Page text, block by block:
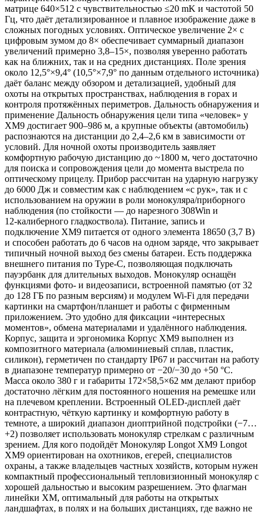
матрице 640×512 с чувствительностью ≤20 mK и частотой 50
Гц, что даёт детализированное и плавное изображение даже в
сложных погодных условиях. Оптическое увеличение 2× с
цифровым зумом до 8× обеспечивает суммарный диапазон
увеличений примерно 3,8–15×, позволяя уверенно работать
как на ближних, так и на средних дистанциях. Поле зрения
около 12,5°×9,4° (10,5°×7,9° по данным отдельного источника)
даёт баланс между обзором и детализацией, удобный для
охоты на открытых пространствах, наблюдения в горах и
контроля протяжённых периметров. Дальность обнаружения и
применение Дальность обнаружения цели типа «человек» у
XM9 достигает 900–986 м, а крупные объекты (автомобиль)
распознаются на дистанции до 2,4–2,6 км в зависимости от
условий. Для ночной охоты производитель заявляет
комфортную рабочую дистанцию до ~1800 м, чего достаточно
для поиска и сопровождения цели до момента выстрела по
оптическому прицелу. Прибор рассчитан на ударную нагрузку
до 6000 Дж и совместим как с наблюдением «с рук», так и с
использованием на оружии в роли монокуляра/приборного
наблюдения (по стойкости — до нарезного 308Win и
12‑калиберного гладкоствола). Питание, запись и
подключение XM9 питается от одного элемента 18650 (3,7 В)
и способен работать до 6 часов на одном заряде, что закрывает
типичный ночной выход без смены батареи. Есть поддержка
внешнего питания по Type‑C, позволяющая подключать
пауэрбанк для длительных выходов. Монокуляр оснащён
функциями фото- и видеозаписи, встроенной памятью (от 32
до 128 ГБ по разным версиям) и модулем Wi‑Fi для передачи
картинки на смартфон/планшет и работы с фирменным
приложением. Это удобно для фиксации «интересных
моментов», обмена материалами и удалённого наблюдения.
Корпус, защита и эргономика Корпус XM9 выполнен из
композитного материала (алюминиевый сплав, пластик,
силикон), герметичен по стандарту IP67 и рассчитан на работу
в диапазоне температур примерно от −20/−30 до +50 °C.
Масса около 380 г и габариты 172×58,5×62 мм делают прибор
достаточно лёгким для постоянного ношения на ремешке или
на плечевом креплении. Встроенный OLED‑дисплей даёт
контрастную, чёткую картинку и комфортную работу в
темноте, а широкий диапазон диоптрийной подстройки (−7…
+2) позволяет использовать монокуляр стрелкам с различным
зрением. Для кого подойдёт Монокуляр Longot XM9 Longot
XM9 ориентирован на охотников, егерей, специалистов
охраны, а также владельцев частных хозяйств, которым нужен
компактный профессиональный тепловизионный монокуляр с
хорошей дальностью и высоким разрешением. Это флагман
линейки XM, оптимальный для работы на открытых
ландшафтах, в полях и на больших дистанциях, где важно не